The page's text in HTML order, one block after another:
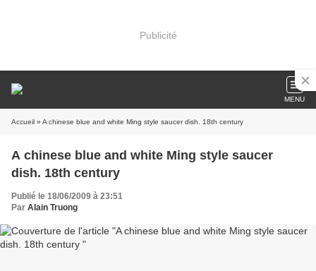
Publicité
MENU
Accueil » A chinese blue and white Ming style saucer dish. 18th century
A chinese blue and white Ming style saucer
dish. 18th century
Publié le 18/06/2009 à 23:51
Par Alain Truong